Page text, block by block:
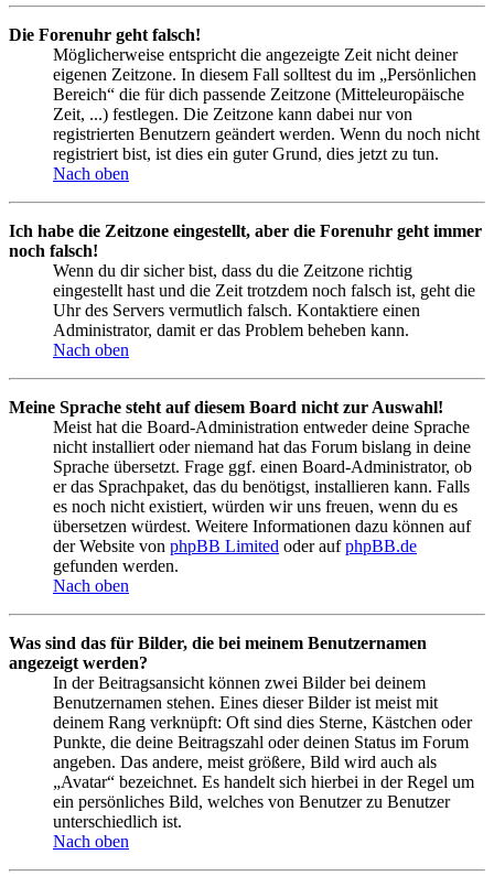
Die Forenuhr geht falsch!
Möglicherweise entspricht die angezeigte Zeit nicht deiner
eigenen Zeitzone. In diesem Fall solltest du im „Persönlichen
Bereich“ die für dich passende Zeitzone (Mitteleuropäische
Zeit, ...) festlegen. Die Zeitzone kann dabei nur von
registrierten Benutzern geändert werden. Wenn du noch nicht
registriert bist, ist dies ein guter Grund, dies jetzt zu tun.
Nach oben
Ich habe die Zeitzone eingestellt, aber die Forenuhr geht immer
noch falsch!
Wenn du dir sicher bist, dass du die Zeitzone richtig
eingestellt hast und die Zeit trotzdem noch falsch ist, geht die
Uhr des Servers vermutlich falsch. Kontaktiere einen
Administrator, damit er das Problem beheben kann.
Nach oben
Meine Sprache steht auf diesem Board nicht zur Auswahl!
Meist hat die Board-Administration entweder deine Sprache
nicht installiert oder niemand hat das Forum bislang in deine
Sprache übersetzt. Frage ggf. einen Board-Administrator, ob
er das Sprachpaket, das du benötigst, installieren kann. Falls
es noch nicht existiert, würden wir uns freuen, wenn du es
übersetzen würdest. Weitere Informationen dazu können auf
der Website von phpBB Limited oder aufphpBB.de
gefunden werden.
Nach oben
Was sind das für Bilder, die bei meinem Benutzernamen
angezeigt werden?
In der Beitragsansicht können zwei Bilder bei deinem
Benutzernamen stehen. Eines dieser Bilder ist meist mit
deinem Rang verknüpft: Oft sind dies Sterne, Kästchen oder
Punkte, die deine Beitragszahl oder deinen Status im Forum
angeben. Das andere, meist größere, Bild wird auch als
„Avatar“ bezeichnet. Es handelt sich hierbei in der Regel um
ein persönliches Bild, welches von Benutzer zu Benutzer
unterschiedlich ist.
Nach oben